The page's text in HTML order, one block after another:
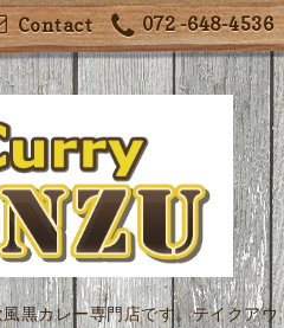
072 -648-4536
Contact
黒カレー専門店です。テイクアウ